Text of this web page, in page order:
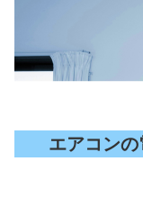
エアコン